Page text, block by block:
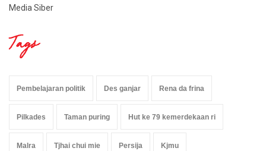
Media Siber
Tags
Pembelajaran politik Des ganjar Rena da frina
Pilkades Taman puring Hut ke 79 kemerdekaan ri
Malra Tjhai chui mie Persija Kjmu